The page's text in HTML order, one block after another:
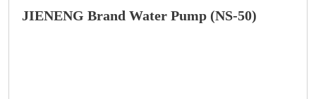
JIENENG Brand Water Pump (NS-50)